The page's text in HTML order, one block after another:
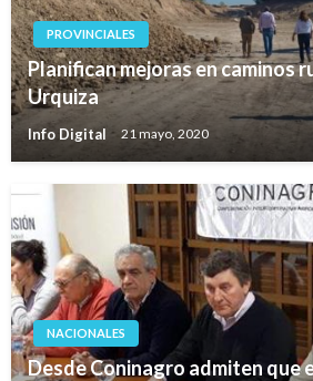
PROVINCIALES
Planifican mejoras en caminos
Urquiza
Info Digital 21 mayo, 2020
NACIONALES
Desde Coninagro admiten que